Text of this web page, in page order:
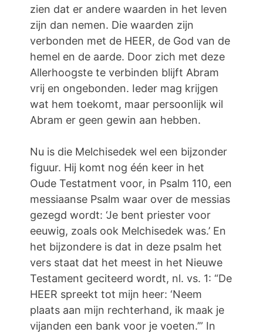
zien dat er andere waarden in het leven
zijn dan nemen. Die waarden zijn
verbonden met de HEER, de God van de
hemel en de aarde. Door zich met deze
Allerhoogste te verbinden blijft Abram
vrij en ongebonden. Ieder mag krijgen
wat hem toekomt, maar persoonlijk wil
Abram er geen gewin aan hebben.
Nu is die Melchisedek wel een bijzonder
figuur. Hij komt nog één keer in het
Oude Testatment voor, in Psalm 110, een
messiaanse Psalm waar over de messias
gezegd wordt: ‘Je bent priester voor
eeuwig, zoals ook Melchisedek was.’ En
het bijzondere is dat in deze psalm het
vers staat dat het meest in het Nieuwe
Testament geciteerd wordt, nl. vs. 1: “De
HEER spreekt tot mijn heer: ‘Neem
plaats aan mijn rechterhand, ik maak je
vijanden een bank voor je voeten.’” In